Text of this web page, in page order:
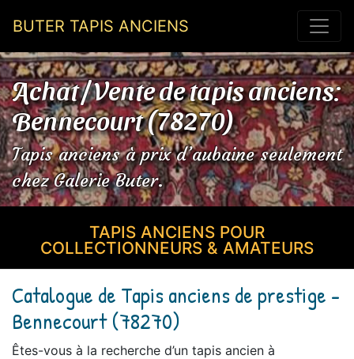
BUTER TAPIS ANCIENS
Achat / Vente de tapis anciens:
Bennecourt (78270)
Tapis anciens à prix d’aubaine seulement
chez Galerie Buter.
TAPIS ANCIENS POUR
COLLECTIONNEURS & AMATEURS
Catalogue de Tapis anciens de prestige -
Bennecourt (78270)
Êtes-vous à la recherche d’un tapis ancien à